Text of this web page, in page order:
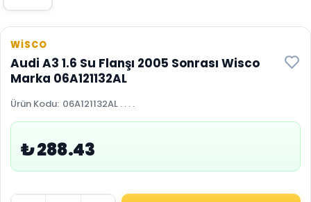
WİSCO
Audi A3 1.6 Su Flanşı 2005 Sonrası Wisco
Marka 06A121132AL
Ürün Kodu: 06A121132AL . . . .
₺ 288.43